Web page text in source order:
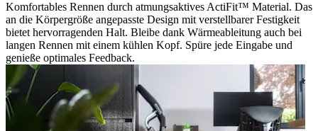
Komfortables Rennen durch atmungsaktives ActiFit™️ Material. Das
an die Körpergröße angepasste Design mit verstellbarer Festigkeit
bietet hervorragenden Halt. Bleibe dank Wärmeableitung auch bei
langen Rennen mit einem kühlen Kopf. Spüre jede Eingabe und
genieße optimales Feedback.